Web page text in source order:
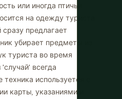
или иногда птичьи
на одежду туриста.
предлагает
убирает предметы из
туриста во время
всегда
используется с
карты, указаниями и